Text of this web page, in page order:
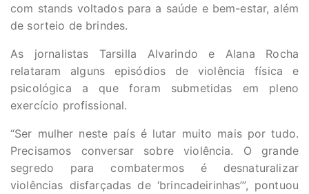
com stands voltados para a saúde e bem-estar, além
de sorteio de brindes.
As jornalistas Tarsilla Alvarindo e Alana Rocha
relataram alguns episódios de violência física e
psicológica a que foram submetidas em pleno
exercício profissional.
“Ser mulher neste país é lutar muito mais por tudo.
Precisamos conversar sobre violência. O grande
segredo para combatermos é desnaturalizar
violências disfarçadas de ‘brincadeirinhas’”, pontuou